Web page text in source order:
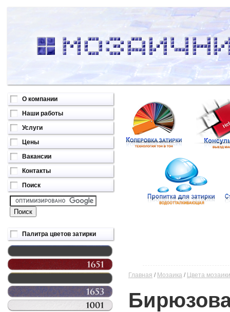
Главная / Мозаика / Цвета мозаики
О компании
Наши работы
Услуги
Цены
Вакансии
Контакты
Поиск
Палитра цветов затирки